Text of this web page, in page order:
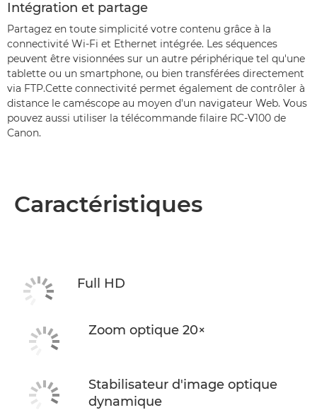
Intégration et partage
Partagez en toute simplicité votre contenu grâce à la
connectivité Wi-Fi et Ethernet intégrée. Les séquences
peuvent être visionnées sur un autre périphérique tel qu'une
tablette ou un smartphone, ou bien transférées directement
via FTP.Cette connectivité permet également de contrôler à
distance le caméscope au moyen d'un navigateur Web. Vous
pouvez aussi utiliser la télécommande filaire RC-V100 de
Canon.
Caractéristiques
Full HD
Zoom optique 20×
Stabilisateur d'image optique
dynamique